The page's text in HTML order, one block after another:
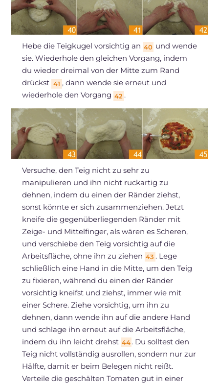
Hebe die Teigkugel vorsichtig an 40 und wende
sie. Wiederhole den gleichen Vorgang, indem
du wieder dreimal von der Mitte zum Rand
drückst 41 , dann wende sie erneut und
wiederhole den Vorgang 42 .
Versuche, den Teig nicht zu sehr zu
manipulieren und ihn nicht ruckartig zu
dehnen, indem du einen der Ränder ziehst,
sonst könnte er sich zusammenziehen. Jetzt
kneife die gegenüberliegenden Ränder mit
Zeige- und Mittelfinger, als wären es Scheren,
und verschiebe den Teig vorsichtig auf die
Arbeitsfläche, ohne ihn zu ziehen 43 . Lege
schließlich eine Hand in die Mitte, um den Teig
zu fixieren, während du einen der Ränder
vorsichtig kneifst und ziehst, immer wie mit
einer Schere. Ziehe vorsichtig, um ihn zu
dehnen, dann wende ihn auf die andere Hand
und schlage ihn erneut auf die Arbeitsfläche,
indem du ihn leicht drehst 44 . Du solltest den
Teig nicht vollständig ausrollen, sondern nur zur
Hälfte, damit er beim Belegen nicht reißt.
Verteile die geschälten Tomaten gut in einer